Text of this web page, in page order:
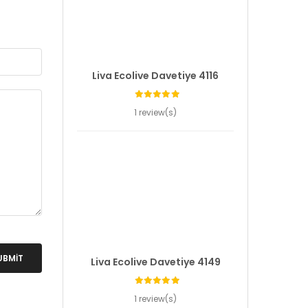
Liva Ecolive Davetiye 4116
1 review(s)
Liva Ecolive Davetiye 4149
1 review(s)